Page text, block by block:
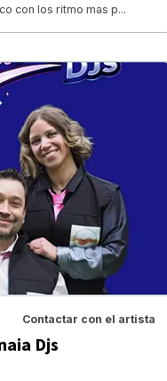
con los ritmo mas p...
Contactar con el artista
Djs